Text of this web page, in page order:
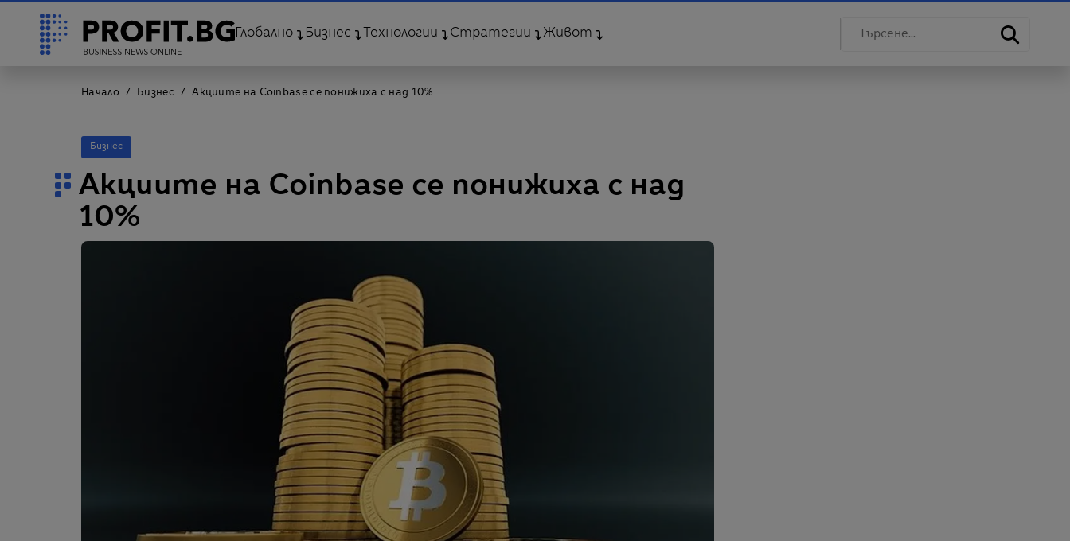
Глобално Бизнес Технологии Стратегии Живот
Начало Бизнес Акциите на Coinbase се понижиха с над 10%
Бизнес
Акциите на Coinbase се понижиха с над
10%